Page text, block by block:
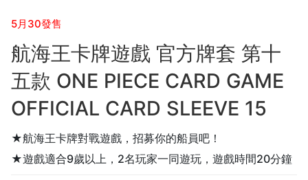
5月30發售
航海王卡牌遊戲 官方牌套 第十
五款 ONE PIECE CARD GAME
OFFICIAL CARD SLEEVE 15
★航海王卡牌對戰遊戲，招募你的船員吧！
★遊戲適合9歲以上，2名玩家一同遊玩，遊戲時間20分鐘